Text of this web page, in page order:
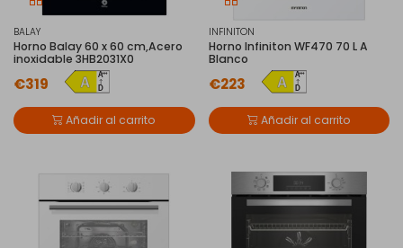
BALAY
Horno Balay 60 x 60 cm,Acero
inoxidable 3HB2031X0
€319
Añadir al carrito
INFINITON
Horno Infiniton WF470 70 L A
Blanco
€223
Añadir al carrito